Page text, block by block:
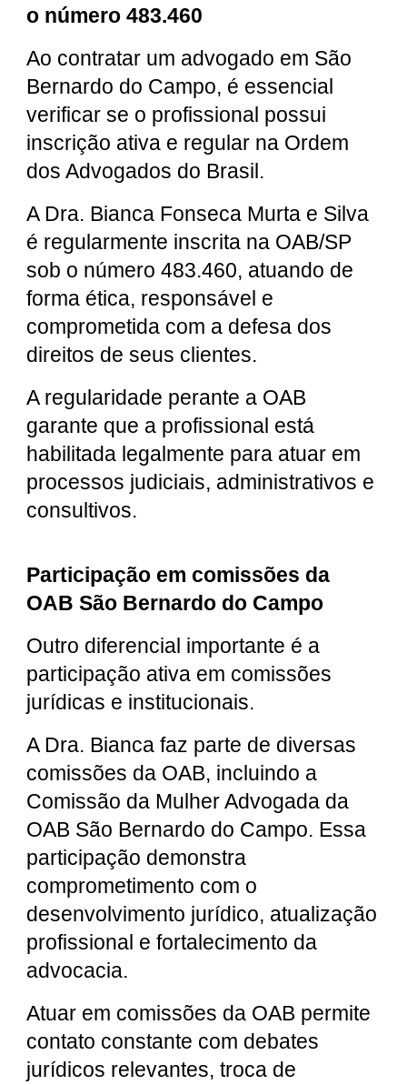
o número 483.460
Ao contratar um advogado em São
Bernardo do Campo, é essencial
verificar se o profissional possui
inscrição ativa e regular na Ordem
dos Advogados do Brasil.
A Dra. Bianca Fonseca Murta e Silva
é regularmente inscrita na OAB/SP
sob o número 483.460, atuando de
forma ética, responsável e
comprometida com a defesa dos
direitos de seus clientes.
A regularidade perante a OAB
garante que a profissional está
habilitada legalmente para atuar em
processos judiciais, administrativos e
consultivos.
Participação em comissões da
OAB São Bernardo do Campo
Outro diferencial importante é a
participação ativa em comissões
jurídicas e institucionais.
A Dra. Bianca faz parte de diversas
comissões da OAB, incluindo a
Comissão da Mulher Advogada da
OAB São Bernardo do Campo. Essa
participação demonstra
comprometimento com o
desenvolvimento jurídico, atualização
profissional e fortalecimento da
advocacia.
Atuar em comissões da OAB permite
contato constante com debates
jurídicos relevantes, troca de